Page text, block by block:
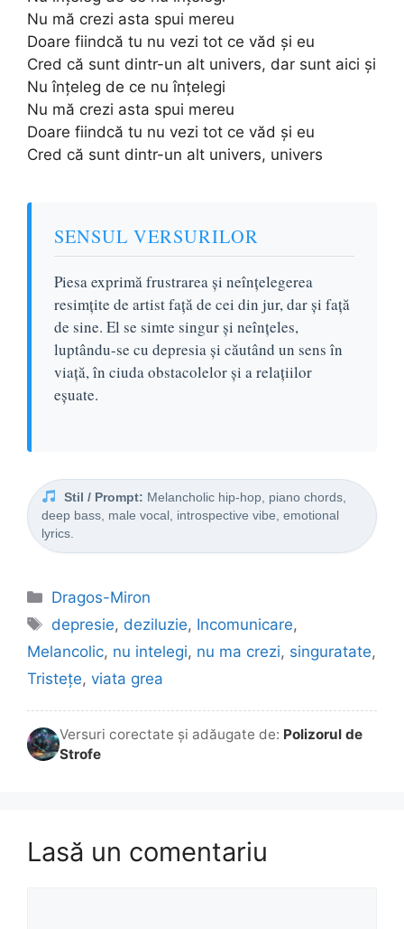
Nu mă crezi asta spui mereu
Doare fiindcă tu nu vezi tot ce văd și eu
Cred că sunt dintr-un alt univers, dar sunt aici și
Nu înțeleg de ce nu înțelegi
Nu mă crezi asta spui mereu
Doare fiindcă tu nu vezi tot ce văd și eu
Cred că sunt dintr-un alt univers, univers
SENSUL VERSURILOR
Piesa exprimă frustrarea și neînțelegerea
resimțite de artist față de cei din jur, dar și față
de sine. El se simte singur și neînțeles,
luptându-se cu depresia și căutând un sens în
viață, în ciuda obstacolelor și a relațiilor
eșuate.
Stil / Prompt: Melancholic hip-hop, piano chords,
deep bass, male vocal, introspective vibe, emotional
lyrics.
Categorii
Dragos-Miron
Etichete
depresie, deziluzie, Incomunicare,
Melancolic, nu intelegi, nu ma crezi, singuratate,
Tristețe, viata grea
Versuri corectate și adăugate de: Polizorul de
Strofe
Lasă un comentariu